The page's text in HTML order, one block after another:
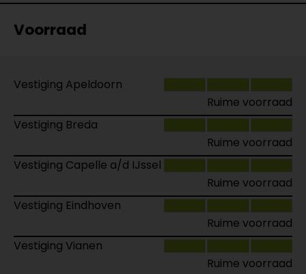
Voorraad
Vestiging Apeldoorn
Ruime voorraad
Vestiging Breda
Ruime voorraad
Vestiging Capelle a/d IJssel
Ruime voorraad
Vestiging Eindhoven
Ruime voorraad
Vestiging Vianen
Ruime voorraad